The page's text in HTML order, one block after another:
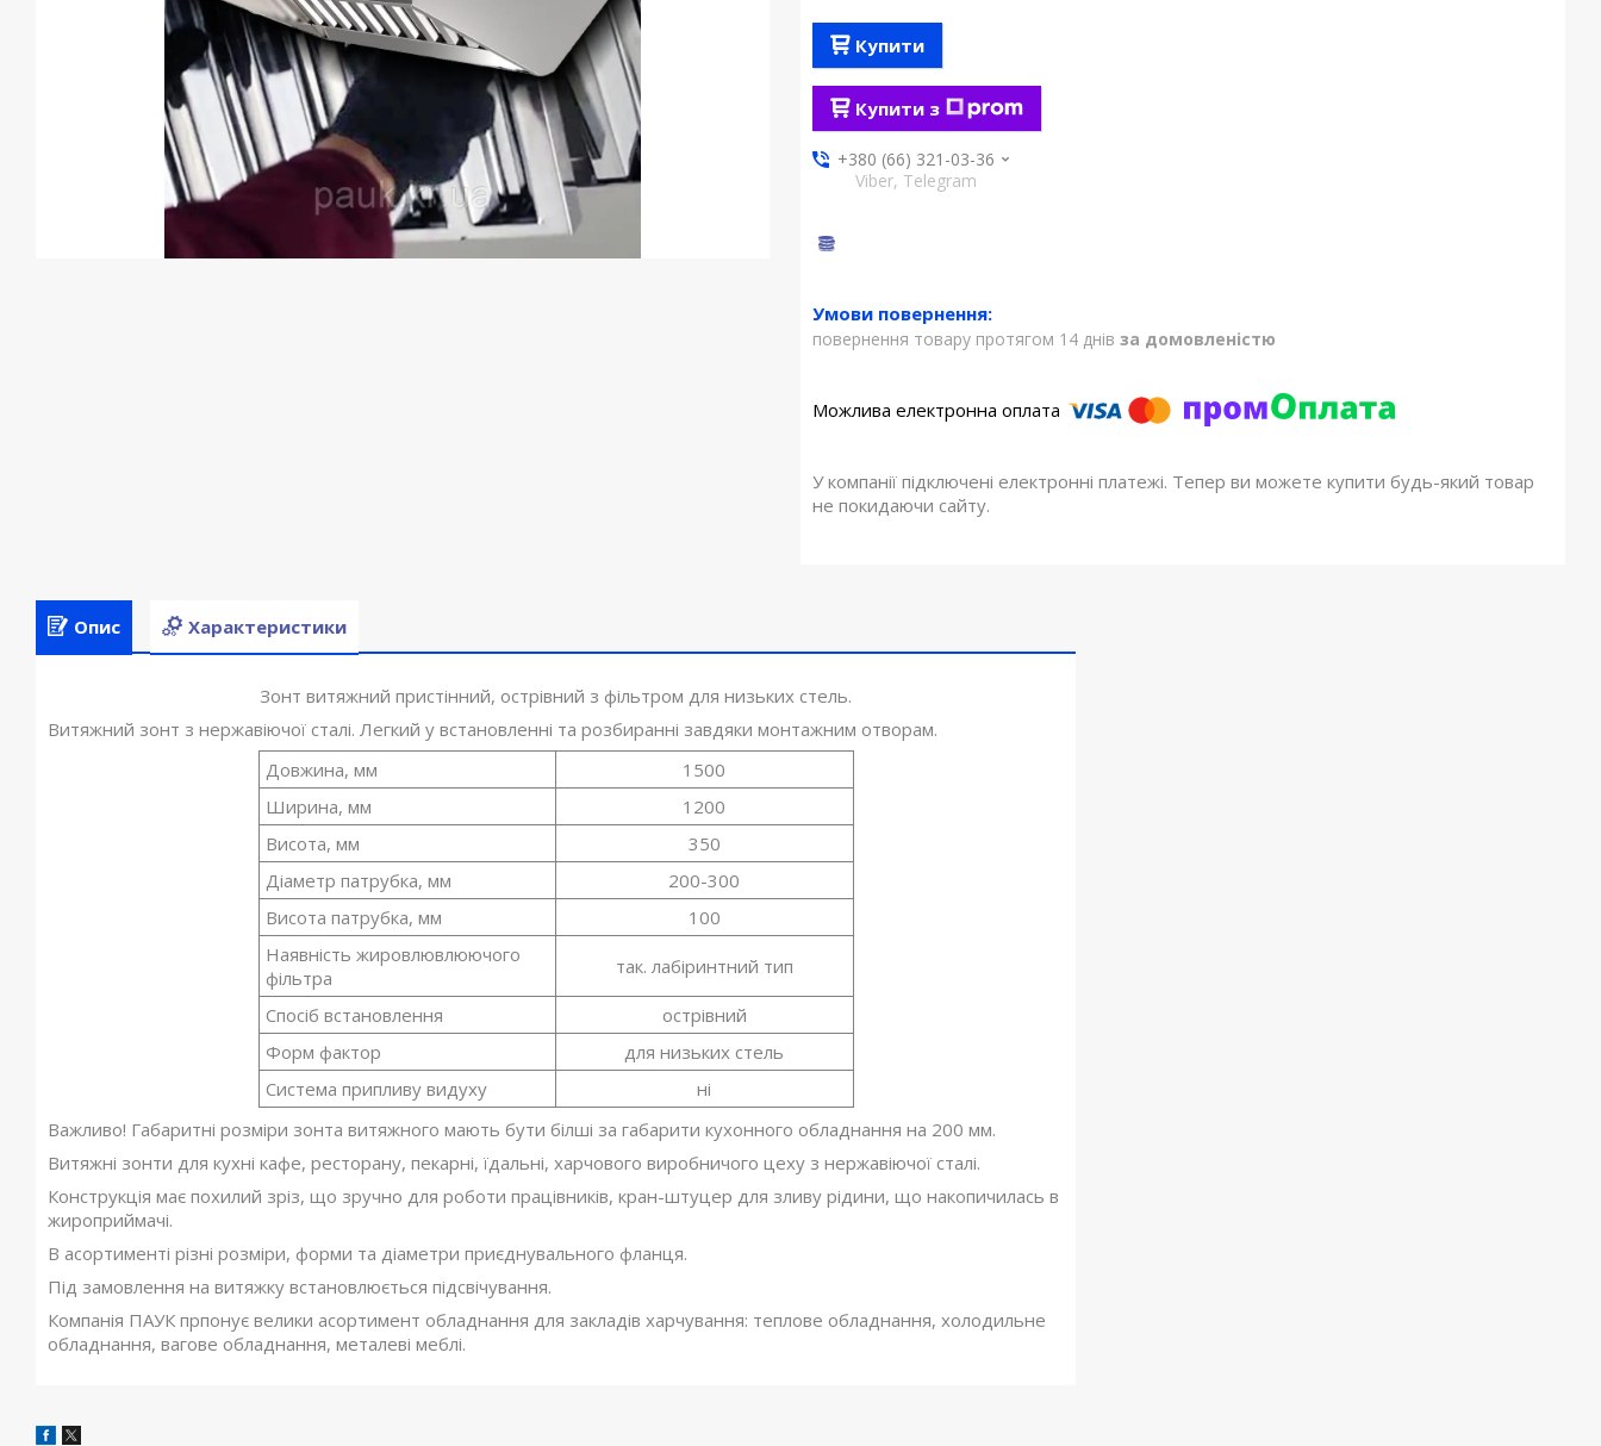
Купити
Купити з
+380 (66) 321-03-36
Viber, Telegram
повернення товару протягом 14 днів за домовленістю
У компанії підключені електронні платежі. Тепер ви можете купити будь-який товар
не покидаючи сайту.
Опис Характеристики
Зонт витяжний пристінний, острівний з фільтром для низьких стель.
Витяжний зонт з нержавіючої сталі. Легкий у встановленні та розбиранні завдяки монтажним отворам.
Довжина, мм
1500
Ширина, мм
1200
Висота, мм
350
Діаметр патрубка, мм
200-300
Висота патрубка, мм
100
Наявність жировлювлюючого
фільтра
так. лабіринтний тип
Спосіб встановлення
острівний
Форм фактор
для низьких стель
Система припливу видуху
ні
Важливо! Габаритні розміри зонта витяжного мають бути білші за габарити кухонного обладнання на 200 мм.
Витяжні зонти для кухні кафе, ресторану, пекарні, їдальні, харчового виробничого цеху з нержавіючої сталі.
Конструкція має похилий зріз, що зручно для роботи працівників, кран-штуцер для зливу рідини, що накопичилась в
жироприймачі.
В асортименті різні розміри, форми та діаметри приєднувального фланця.
Під замовлення на витяжку встановлюється підсвічування.
Компанія ПАУК прпонує велики асортимент обладнання для закладів харчування: теплове обладнання, холодильне
обладнання, вагове обладнання, металеві меблі.